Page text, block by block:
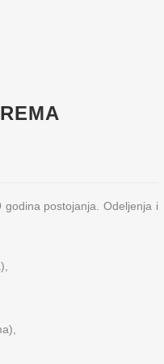
postojanja. Odeljenja i